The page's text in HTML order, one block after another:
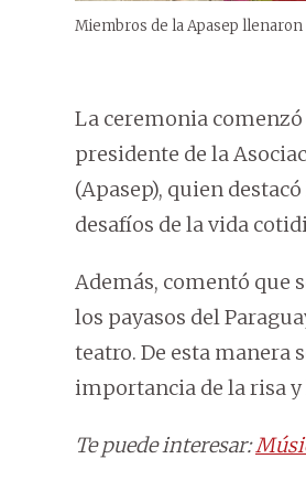
Miembros de la Apasep
La ceremonia
presidente de la
(Apasep), quien
desafíos de la vida
Además, comentó que
los payasos del
teatro. De esta manera
importancia de la risa y
Te puede interesar: